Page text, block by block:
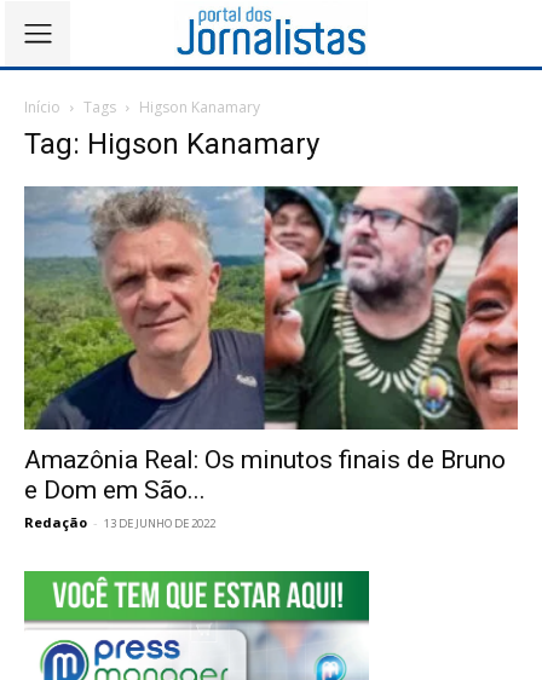
Início Tags Higson Kanamary
Tag: Higson Kanamary
Amazônia Real: Os minutos finais de Bruno
e Dom em São...
Redação - 13 DE JUNHO DE 2022